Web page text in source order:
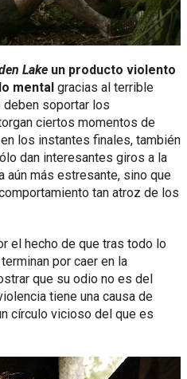
Lake un producto violento
mental gracias al terrible
soportar los
ciertos momentos de
los instantes finales, también
dan interesantes giros a la
aún más estresante, sino que
tan atroz de los
el hecho de que tras todo lo
por caer en la
que su odio no es del
tiene una causa de
círculo vicioso del que es